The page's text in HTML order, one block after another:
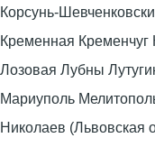
Корсунь-
Кременная Кременчуг
Лозовая Лубны
Мариуполь
Николаев (Львовская